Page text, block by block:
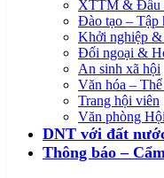
XTTM & Đầu
Đào tạo – Tập
Khởi nghiệp
Đối ngoại &
An sinh xã hội
Văn hóa –
Trang hội viên
Văn phòng
DNT với đất
Thông báo –